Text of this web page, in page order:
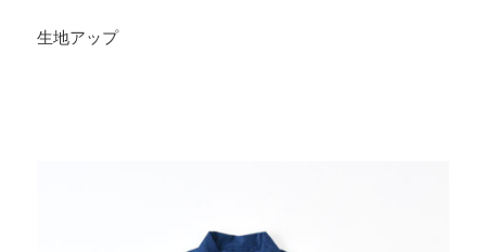
生地アップ